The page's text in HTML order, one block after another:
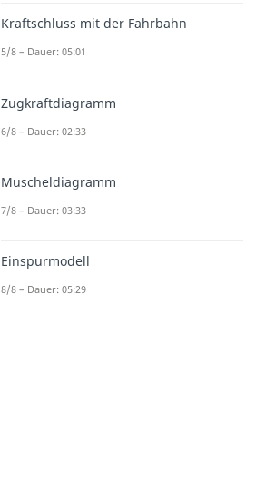
Kraftschluss mit der Fahrbahn
5/8 – Dauer: 05:01
Zugkraftdiagramm
6/8 – Dauer: 02:33
Muscheldiagramm
7/8 – Dauer: 03:33
Einspurmodell
8/8 – Dauer: 05:29